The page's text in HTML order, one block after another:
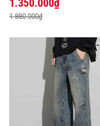
1.350.000₫
1.880.000₫